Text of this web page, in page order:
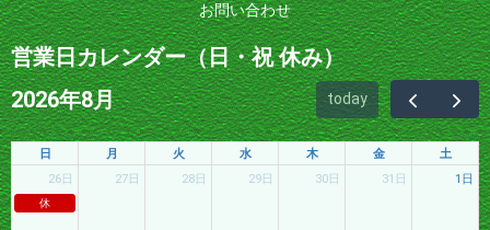
お問い合わせ
営業日カレンダー（日・祝 休み）
2026年8月
today
日 月 火 水 木 金
土
26日
休
27日 28日 29日 30日 31日 1日